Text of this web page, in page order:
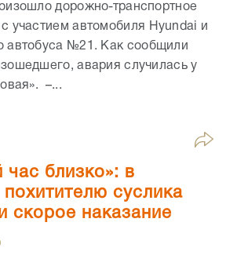
дорожно-транспортное
участием автомобиля Hyundai и
автобуса №21. Как сообщили
авария случилась у
–...
час близко»: в
суслика
скорое наказание